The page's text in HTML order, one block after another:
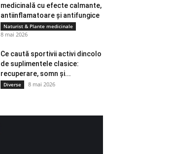
medicinală cu efecte calmante,
antiinflamatoare și antifungice
Naturist & Plante medicinale
8 mai 2026
Ce caută sportivii activi dincolo
de suplimentele clasice:
recuperare, somn și...
Diverse 8 mai 2026